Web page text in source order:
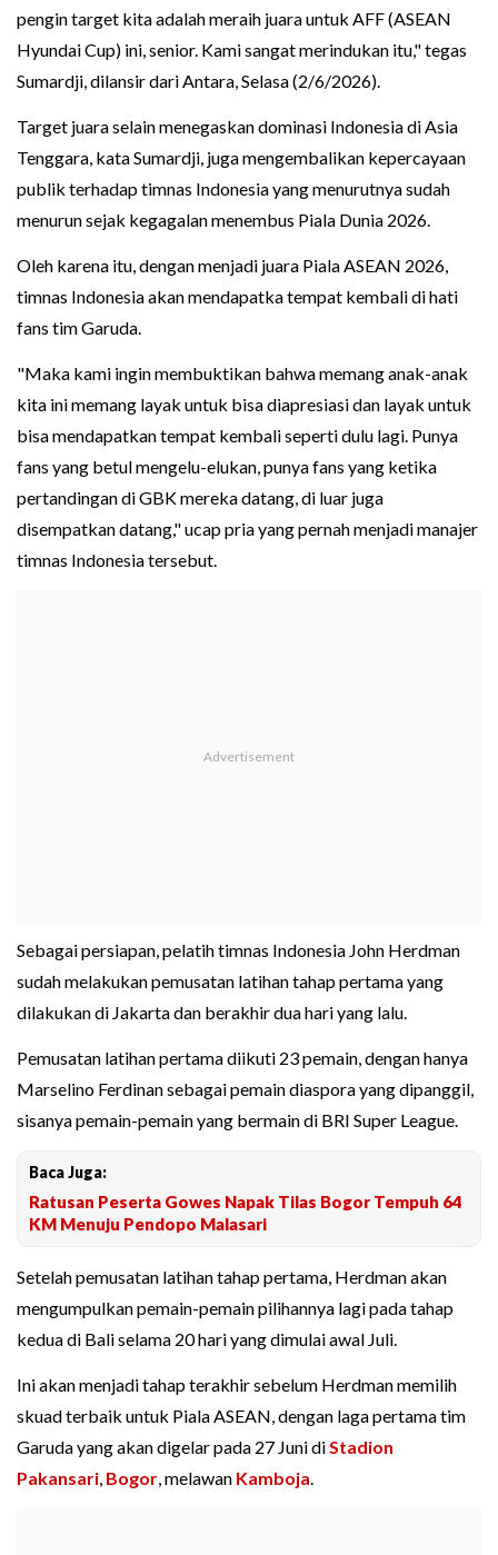
pengin target kita adalah meraih juara untuk AFF (ASEAN
Hyundai Cup) ini, senior. Kami sangat merindukan itu," tegas
Sumardji, dilansir dari Antara, Selasa (2/6/2026).
Target juara selain menegaskan dominasi Indonesia di Asia
Tenggara, kata Sumardji, juga mengembalikan kepercayaan
publik terhadap timnas Indonesia yang menurutnya sudah
menurun sejak kegagalan menembus Piala Dunia 2026.
Oleh karena itu, dengan menjadi juara Piala ASEAN 2026,
timnas Indonesia akan mendapatka tempat kembali di hati
fans tim Garuda.
"Maka kami ingin membuktikan bahwa memang anak-anak
kita ini memang layak untuk bisa diapresiasi dan layak untuk
bisa mendapatkan tempat kembali seperti dulu lagi. Punya
fans yang betul mengelu-elukan, punya fans yang ketika
pertandingan di GBK mereka datang, di luar juga
disempatkan datang," ucap pria yang pernah menjadi manajer
timnas Indonesia tersebut.
Sebagai persiapan, pelatih timnas Indonesia John Herdman
sudah melakukan pemusatan latihan tahap pertama yang
dilakukan di Jakarta dan berakhir dua hari yang lalu.
Pemusatan latihan pertama diikuti 23 pemain, dengan hanya
Marselino Ferdinan sebagai pemain diaspora yang dipanggil,
sisanya pemain-pemain yang bermain di BRI Super League.
Baca Juga:
Ratusan Peserta Gowes Napak Tilas Bogor Tempuh 64
KM Menuju Pendopo Malasari
Setelah pemusatan latihan tahap pertama, Herdman akan
mengumpulkan pemain-pemain pilihannya lagi pada tahap
kedua di Bali selama 20 hari yang dimulai awal Juli.
Ini akan menjadi tahap terakhir sebelum Herdman memilih
skuad terbaik untuk Piala ASEAN, dengan laga pertama tim
Garuda yang akan digelar pada 27 Juni diStadion
Pakansari, Bogor, melawan Kamboja.